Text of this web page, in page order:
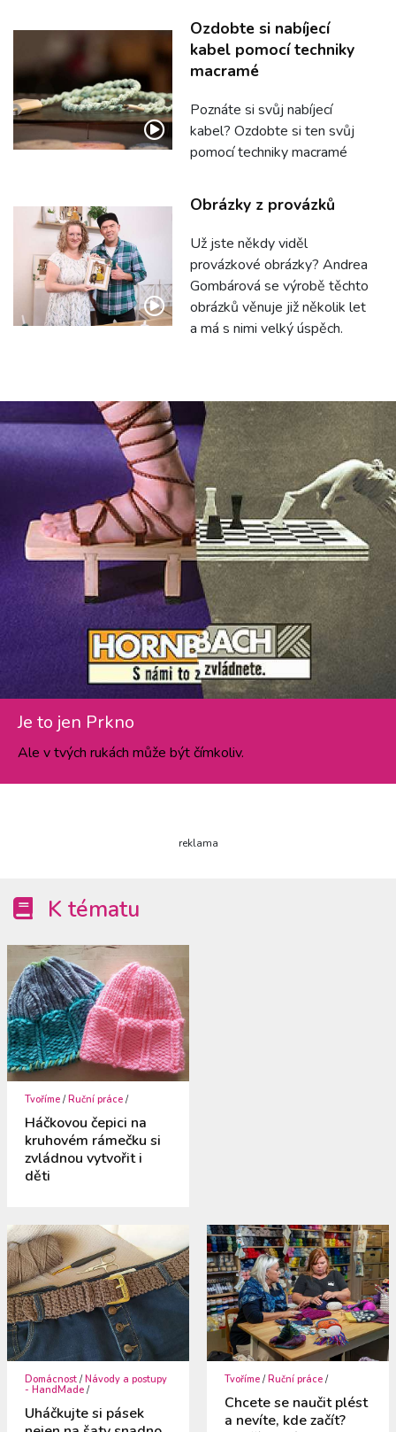
Ozdobte si nabíjecí
kabel pomocí techniky
macramé
Poznáte si svůj nabíjecí
kabel? Ozdobte si ten svůj
pomocí techniky macramé
Obrázky z provázků
Už jste někdy viděl
provázkové obrázky? Andrea
Gombárová se výrobě těchto
obrázků věnuje již několik let
a má s nimi velký úspěch.
Je to jen Prkno
Ale v tvých rukách může být čímkoliv.
reklama
K tématu
Tvoříme / Ruční práce /
Háčkovou čepici na
kruhovém rámečku si
zvládnou vytvořit i
děti
Domácnost /Návody a postupy
- HandMade /
Uháčkujte si pásek
Tvoříme /Ruční práce /
Chcete se naučit plést
a nevíte, kde začít?